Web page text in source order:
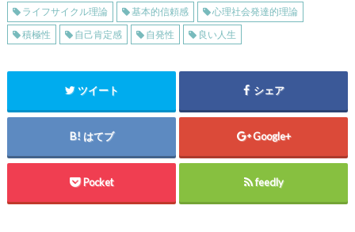
ライフサイクル理論
基本的信頼感
心理社会発達的理論
積極性
自己肯定感 自発性 良い人生
ツイート シェア
はてブ Google+
Pocket feedly